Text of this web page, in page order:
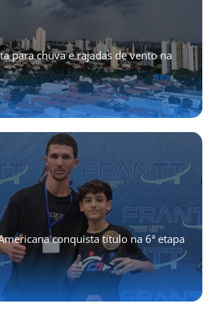
para chuva e rajadas de vento na
conquista título na 6ª etapa